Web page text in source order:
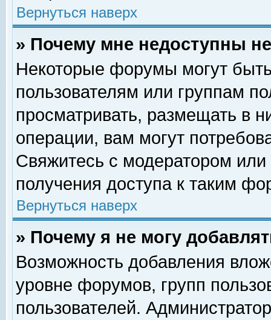
Вернуться наверх
» Почему мне недоступны
Некоторые форумы могут
пользователям или группам
просматривать, размещать в
операции, вам могут
Свяжитесь с модератором
получения доступа к таким
Вернуться наверх
» Почему я не могу
Возможность добавления
уровне форумов, групп
пользователей.